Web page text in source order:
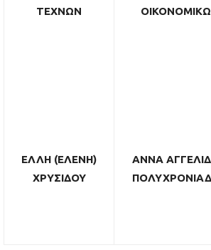
ΤΕΧΝΩΝ
ΕΛΛΗ (ΕΛΕΝΗ)
ΧΡΥΣΙΔΟΥ
ΑΝΝΑ